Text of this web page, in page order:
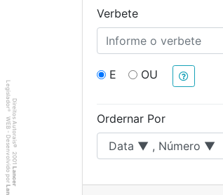
Verbete
E OU
Ordernar Por
Direitos Autorais
©
2001
Lancer
Legislador
®
WEB - Desenvolvido por